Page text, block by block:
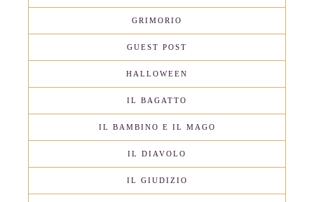
GRIMORIO
GUEST POST
HALLOWEEN
IL BAGATTO
IL BAMBINO E IL MAGO
IL DIAVOLO
IL GIUDIZIO